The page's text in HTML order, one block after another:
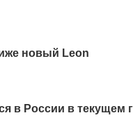
новый Leon
в России в текущем